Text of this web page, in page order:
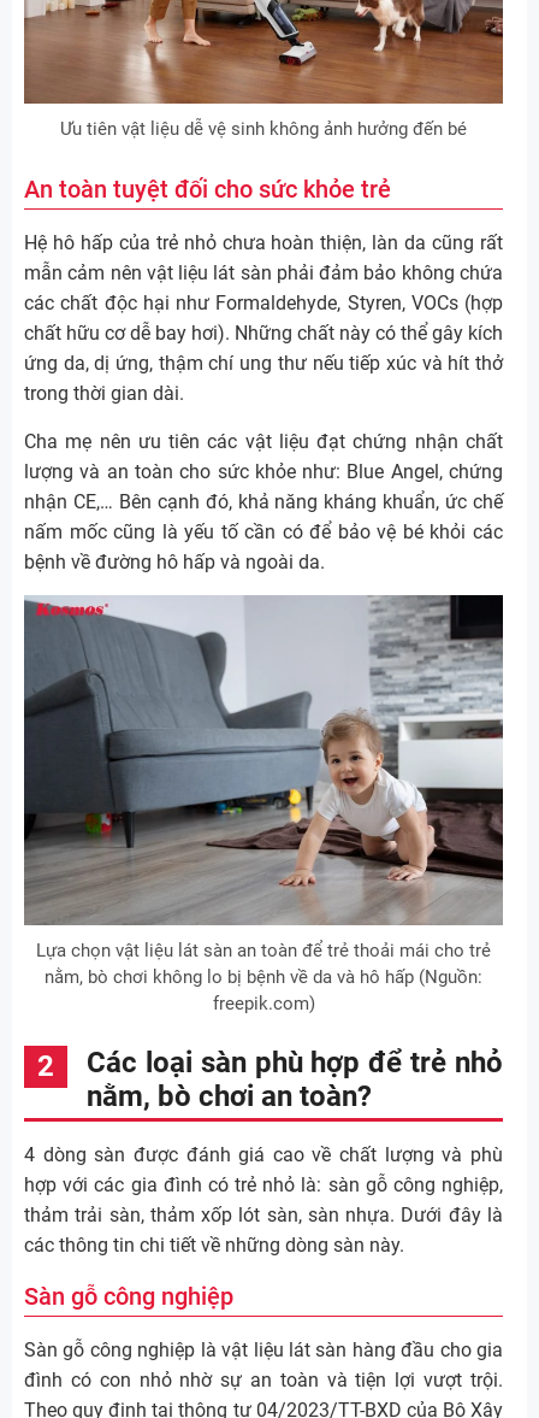
Ưu tiên vật liệu dễ vệ sinh không ảnh hưởng đến bé
An toàn tuyệt đối cho sức khỏe trẻ
Hệ hô hấp của trẻ nhỏ chưa hoàn thiện, làn da cũng rất
mẫn cảm nên vật liệu lát sàn phải đảm bảo không chứa
các chất độc hại như Formaldehyde, Styren, VOCs (hợp
chất hữu cơ dễ bay hơi). Những chất này có thể gây kích
ứng da, dị ứng, thậm chí ung thư nếu tiếp xúc và hít thở
trong thời gian dài.
Cha mẹ nên ưu tiên các vật liệu đạt chứng nhận chất
lượng và an toàn cho sức khỏe như: Blue Angel, chứng
nhận CE,… Bên cạnh đó, khả năng kháng khuẩn, ức chế
nấm mốc cũng là yếu tố cần có để bảo vệ bé khỏi các
bệnh về đường hô hấp và ngoài da.
Lựa chọn vật liệu lát sàn an toàn để trẻ thoải mái cho trẻ
nằm, bò chơi không lo bị bệnh về da và hô hấp (Nguồn:
freepik.com)
Các loại sàn phù hợp để trẻ nhỏ
nằm, bò chơi an toàn?
4 dòng sàn được đánh giá cao về chất lượng và phù
hợp với các gia đình có trẻ nhỏ là: sàn gỗ công nghiệp,
thảm trải sàn, thảm xốp lót sàn, sàn nhựa. Dưới đây là
các thông tin chi tiết về những dòng sàn này.
Sàn gỗ công nghiệp
Sàn gỗ công nghiệp là vật liệu lát sàn hàng đầu cho gia
đình có con nhỏ nhờ sự an toàn và tiện lợi vượt trội.
Theo quy định tại thông tư 04/2023/TT-BXD của Bộ Xây